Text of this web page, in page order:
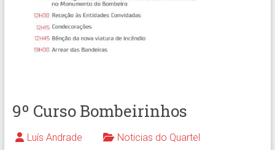
9º Curso Bombeirinhos
Luís Andrade Noticias do Quartel